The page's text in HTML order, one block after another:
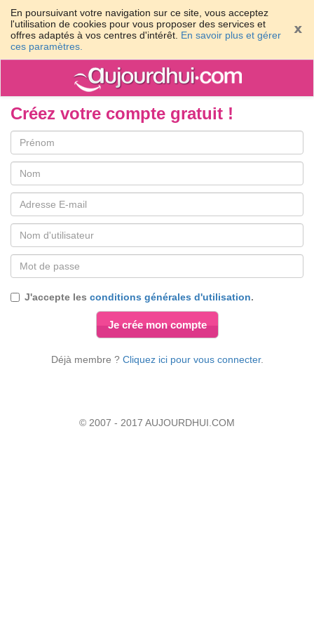
En poursuivant votre navigation sur ce site, vous acceptez
l'utilisation de cookies pour vous proposer des services et
offres adaptés à vos centres d'intérêt. En savoir plus et gérer
ces paramètres.
Créez votre compte gratuit !
Email
Nom
d'utilisateur
Password
J'accepte les conditions générales d'utilisation.
Je crée mon compte
Déjà membre ? Cliquez ici pour vous connecter.
© 2007 - 2017 AUJOURDHUI.COM